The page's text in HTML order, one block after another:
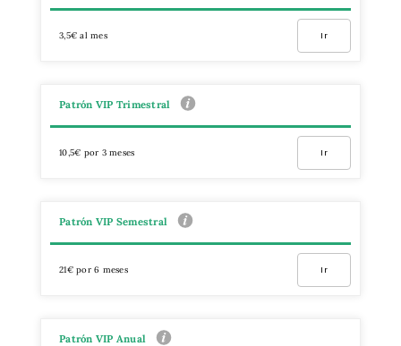
3,5€ al mes Ir
Patrón VIP Trimestral
10,5€ por 3 meses Ir
Patrón VIP Semestral
21€ por 6 meses Ir
Patrón VIP Anual